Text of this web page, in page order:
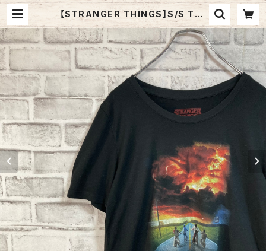
【STRANGER THINGS】S/S Tee
M 海外ドラマ Tシャツ ストレンジャ
ーシングス NETFLIX USA規格 アメ
リカ 古着 | Fuzzy Fuzzy